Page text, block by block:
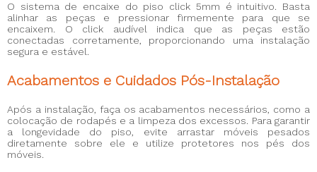
O sistema de encaixe do piso click 5mm é intuitivo. Basta
alinhar as peças e pressionar firmemente para que se
encaixem. O click audível indica que as peças estão
conectadas corretamente, proporcionando uma instalação
segura e estável.
Acabamentos e Cuidados Pós-Instalação
Após a instalação, faça os acabamentos necessários, como a
colocação de rodapés e a limpeza dos excessos. Para garantir
a longevidade do piso, evite arrastar móveis pesados
diretamente sobre ele e utilize protetores nos pés dos
móveis.